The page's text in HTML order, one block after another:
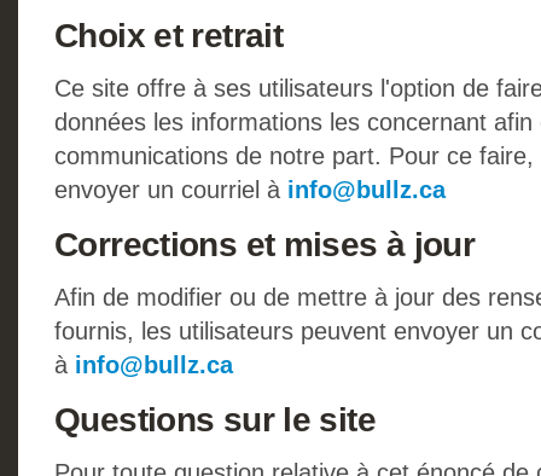
Choix et retrait
Ce site offre à ses utilisateurs l'option de
données les informations les concernant
communications de notre part. Pour ce
envoyer un courriel à info@bullz.ca
Corrections et mises à jour
Afin de modifier ou de mettre à jour des
fournis, les utilisateurs peuvent envoyer un
à info@bullz.ca
Questions sur le site